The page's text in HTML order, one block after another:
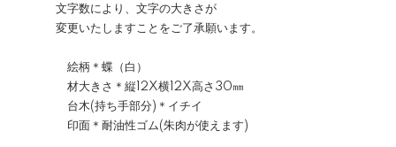
文字数により、文字の大きさが
変更いたしますことをご了承願います。
絵柄＊蝶（白）
材大きさ＊縦12X横12X高さ30㎜
台木(持ち手部分)＊イチイ
印面＊耐油性ゴム(朱肉が使えます)